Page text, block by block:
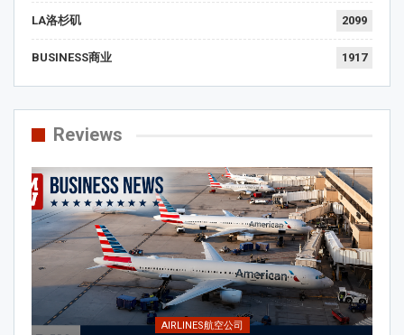
LA洛杉矶 2099
BUSINESS商业 1917
Reviews
AIRLINES航空公司